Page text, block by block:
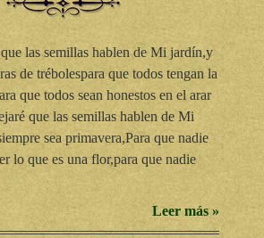
las semillas hablen de Mi jardín,y
de trébolespara que todos tengan la
que todos sean honestos en el arar
que las semillas hablen de Mi
sea primavera,Para que nadie
lo que es una flor,para que nadie
Leer más »